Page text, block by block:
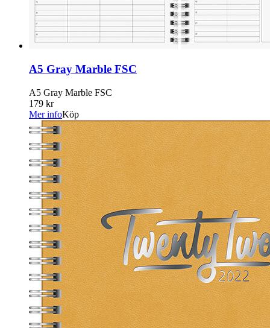
A5 Gray Marble FSC
A5 Gray Marble FSC
179 kr
Mer infoKöp